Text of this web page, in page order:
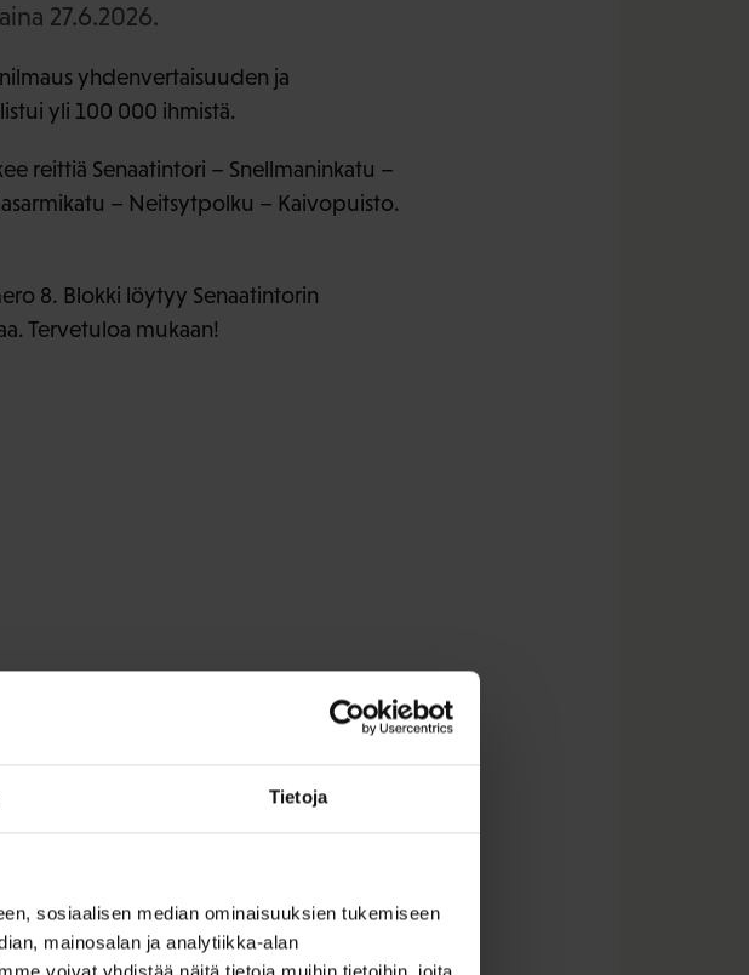
Tietoja
sosiaalisen median ominaisuuksien tukemiseen
mainosalan ja analytiikka-alan
27.6.2026.
yhdenvertaisuuden ja
yli 100 000 ihmistä.
reittiä Senaatintori – Snellmaninkatu –
– Neitsytpolku – Kaivopuisto.
8. Blokki löytyy Senaatintorin
Tervetuloa mukaan!
23.6.